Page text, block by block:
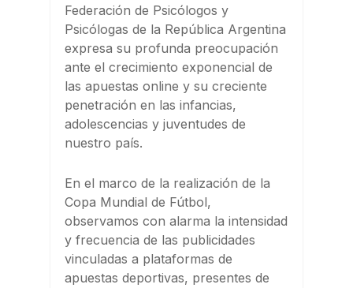
Federación de Psicólogos y
Psicólogas de la República Argentina
expresa su profunda preocupación
ante el crecimiento exponencial de
las apuestas online y su creciente
penetración en las infancias,
adolescencias y juventudes de
nuestro país.
En el marco de la realización de la
Copa Mundial de Fútbol,
observamos con alarma la intensidad
y frecuencia de las publicidades
vinculadas a plataformas de
apuestas deportivas, presentes de